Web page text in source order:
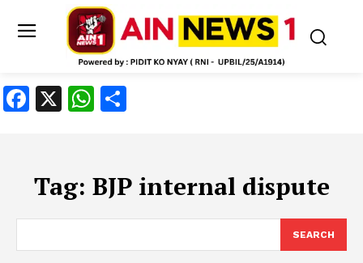
Facebook
X WhatsApp
Tag: BJP internal dispute
SEARCH